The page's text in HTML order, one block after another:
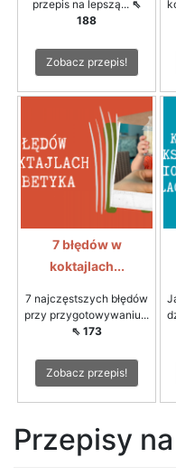
przepis na lepszą... ⇖
188
Zobacz przepis!
7 błędów w
koktajlach...
7 najczęstszych błędów
przy przygotowywaniu...
⇖ 173
Zobacz przepis!
Przepisy